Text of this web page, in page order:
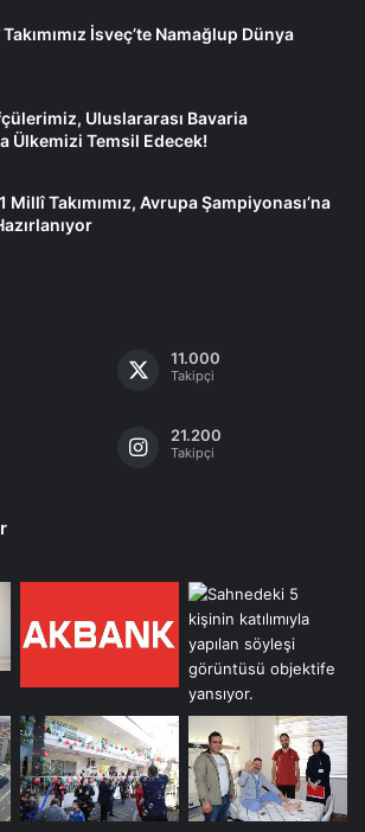
İsveç’te Namağlup Dünya
Uluslararası Bavaria
Ülkemizi Temsil Edecek!
Millî Takımımız, Avrupa Şampiyonası’na
11.000
Takipçi
21.200
Takipçi